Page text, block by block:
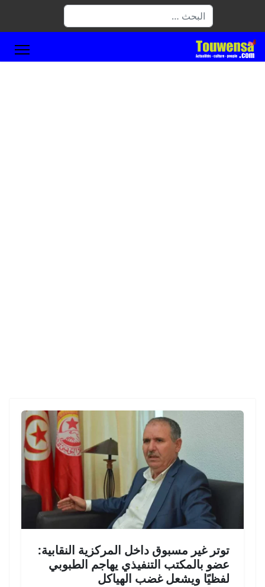
البحث
توتر غير مسبوق داخل المركزية النقابية:
عضو بالمكتب التنفيذي يهاجم الطبوبي
لفظيًا ويشعل غضب الهياكل